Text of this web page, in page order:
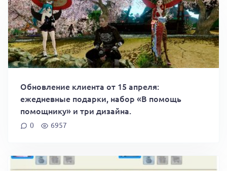
Обновление клиента от 15 апреля:
ежедневные подарки, набор «В помощь
помощнику» и три дизайна.
0 6957